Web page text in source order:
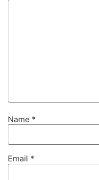
Name *
Email *